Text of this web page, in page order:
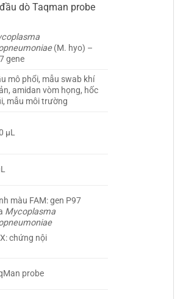
dò Taqman probe
(M. hyo) –
gene
mô phổi, mẫu swab khí
amidan vòm họng, hốc
mẫu môi trường
µL
màu FAM: gen P97
Mycoplasma
chứng nội
probe